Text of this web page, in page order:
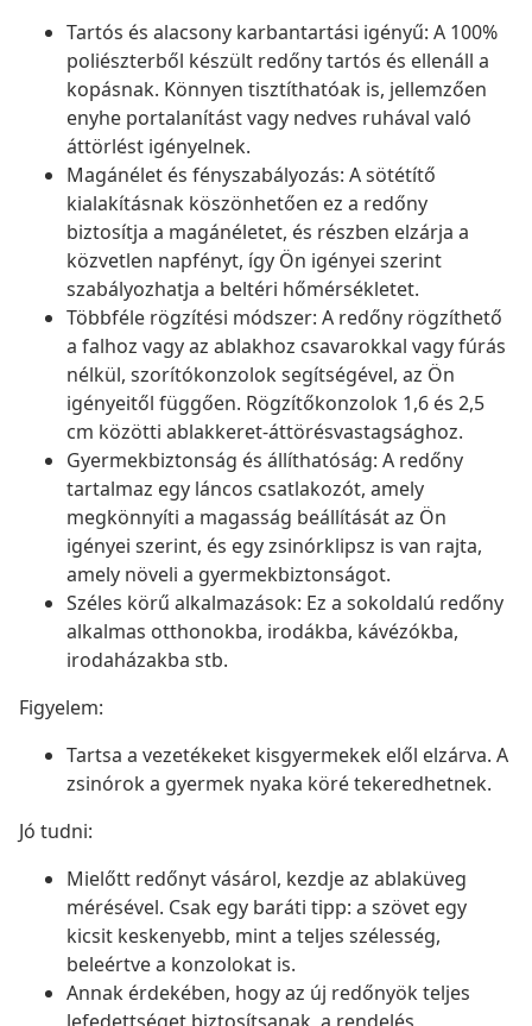
Tartós és alacsony karbantartási igényű: A 100%
poliészterből készült redőny tartós és ellenáll a
kopásnak. Könnyen tisztíthatóak is, jellemzően
enyhe portalanítást vagy nedves ruhával való
áttörlést igényelnek.
Magánélet és fényszabályozás: A sötétítő
kialakításnak köszönhetően ez a redőny
biztosítja a magánéletet, és részben elzárja a
közvetlen napfényt, így Ön igényei szerint
szabályozhatja a beltéri hőmérsékletet.
Többféle rögzítési módszer: A redőny rögzíthető
a falhoz vagy az ablakhoz csavarokkal vagy fúrás
nélkül, szorítókonzolok segítségével, az Ön
igényeitől függően. Rögzítőkonzolok 1,6 és 2,5
cm közötti ablakkeret-áttörésvastagsághoz.
Gyermekbiztonság és állíthatóság: A redőny
tartalmaz egy láncos csatlakozót, amely
megkönnyíti a magasság beállítását az Ön
igényei szerint, és egy zsinórklipsz is van rajta,
amely növeli a gyermekbiztonságot.
Széles körű alkalmazások: Ez a sokoldalú redőny
alkalmas otthonokba, irodákba, kávézókba,
irodaházakba stb.
Figyelem:
Tartsa a vezetékeket kisgyermekek elől elzárva. A
zsinórok a gyermek nyaka köré tekeredhetnek.
Jó tudni:
Mielőtt redőnyt vásárol, kezdje az ablaküveg
mérésével. Csak egy baráti tipp: a szövet egy
kicsit keskenyebb, mint a teljes szélesség,
beleértve a konzolokat is.
Annak érdekében, hogy az új redőnyök teljes